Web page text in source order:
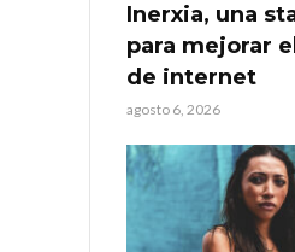
Inerxia, una
para mejorar
de internet
agosto 6, 2026